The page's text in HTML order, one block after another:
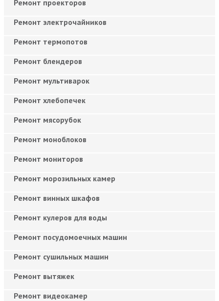
Ремонт проекторов
Ремонт электрочайников
Ремонт термопотов
Ремонт блендеров
Ремонт мультиварок
Ремонт хлебопечек
Ремонт мясорубок
Ремонт моноблоков
Ремонт мониторов
Ремонт морозильных камер
Ремонт винных шкафов
Ремонт кулеров для воды
Ремонт посудомоечных машин
Ремонт сушильных машин
Ремонт вытяжек
Ремонт видеокамер